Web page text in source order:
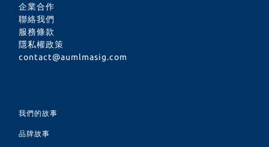
企業合作
聯絡我們
服務條款
隱私權政策
contact@aumlmasig.com
我們的故事
品牌故事